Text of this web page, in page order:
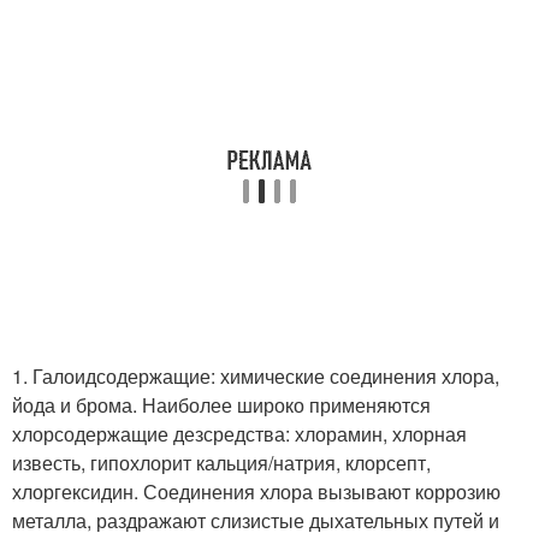
1. Галоидсодержащие: химические соединения хлора,
йода и брома. Наиболее широко применяются
хлорсодержащие дезсредства: хлорамин, хлорная
известь, гипохлорит кальция/натрия, клорсепт,
хлоргексидин. Соединения хлора вызывают коррозию
металла, раздражают слизистые дыхательных путей и